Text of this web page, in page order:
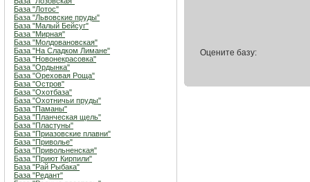
База "Лотос"
База "Львовские пруды"
База "Малый Бейсуг"
База "Мирная"
База "Молдовановская"
База "На Сладком Лимане"
База "Новонекрасовка"
База "Ордынка"
База "Ореховая Роща"
База "Остров"
База "Охотбаза"
База "Охотничьи пруды"
База "Паманы"
База "Планческая щель"
База "Пластуны"
База "Приазовские плавни"
База "Приволье"
База "Привольненская"
База "Приют Кирпили"
База "Рай Рыбака"
База "Редант"
Оцените базу: